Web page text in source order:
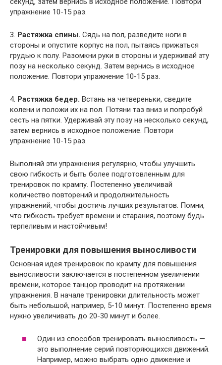
упражнение 10-15 раз.
3. Растяжка спины. Сядь на пол, разведите ноги в
стороны и опустите корпус на пол, пытаясь прижаться
грудью к полу. Разомкни руки в стороны и удерживай эту
позу на несколько секунд. Затем вернись в исходное
положение. Повтори упражнение 10-15 раз.
4. Растяжка бедер. Встань на четвереньки, сведите
колени и положи их на пол. Потяни таз вниз и попробуй
сесть на пятки. Удерживай эту позу на несколько секунд,
затем вернись в исходное положение. Повтори
упражнение 10-15 раз.
Выполняй эти упражнения регулярно, чтобы улучшить
свою гибкость и быть более подготовленным для
тренировок по крампу. Постепенно увеличивай
количество повторений и продолжительность
упражнений, чтобы достичь лучших результатов. Помни,
что гибкость требует времени и старания, поэтому будь
терпеливым и настойчивым!
Тренировки для повышения выносливости
Основная идея тренировок по крампу для повышения
выносливости заключается в постепенном увеличении
времени, которое танцор проводит на протяжении
упражнения. В начале тренировки длительность может
быть небольшой, например, 5-10 минут. Постепенно время
нужно увеличивать до 20-30 минут и более.
Один из способов тренировать выносливость —
это выполнение серий повторяющихся движений.
Например, можно выбрать одно движение и